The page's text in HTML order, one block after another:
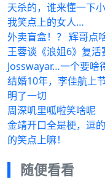
天杀的，谁来懂一下
我笑点上的女人…
外卖盲盒！？ 辉哥点
王蓉谈《浪姐6》复
Josswayar…一个要啥
结婚10年，李佳航上
明了一切
周深叽里呱啦笑啥呢
金靖开口全是梗，逗
的笑点上嘛！
随便看看